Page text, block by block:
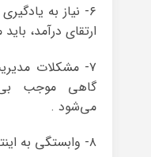
۶- نیاز به
ارتقای درآمد،
۷- مشکلات
گاهی موجب
می‌شود .
۸- وابستگی به اینترنت و فناوری .